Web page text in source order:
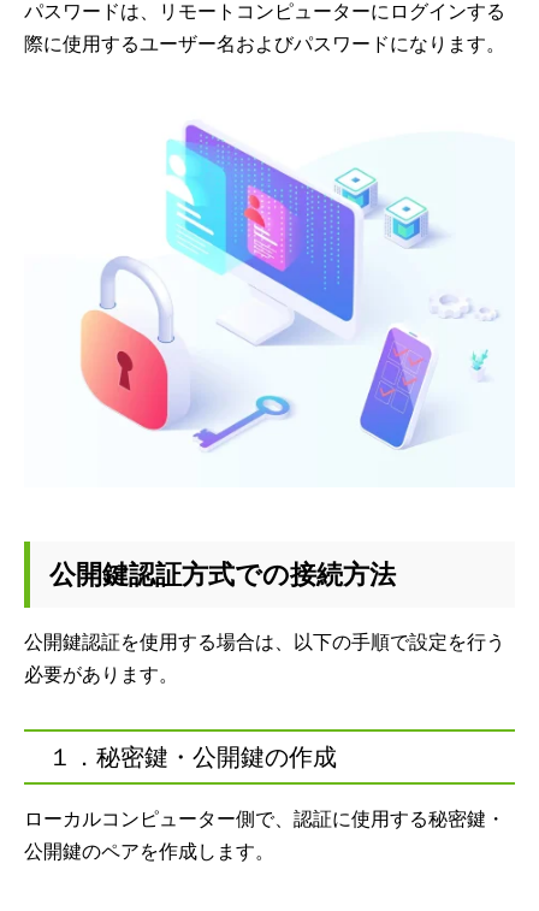
パスワードは、リモートコンピューターにログインする
際に使用するユーザー名およびパスワードになります。
公開鍵認証方式での接続方法
公開鍵認証を使用する場合は、以下の手順で設定を行う
必要があります。
１．秘密鍵・公開鍵の作成
ローカルコンピューター側で、認証に使用する秘密鍵・
公開鍵のペアを作成します。